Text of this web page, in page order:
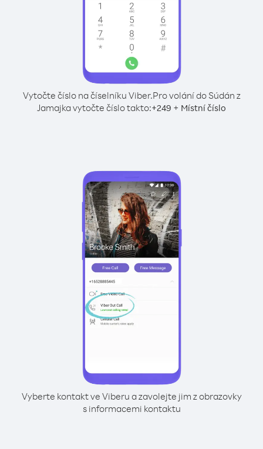
Vytočte číslo na číselníku Viber.Pro volání do Súdán z
Jamajka vytočte číslo takto:+249 + Místní číslo
Vyberte kontakt ve Viberu a zavolejte jim z obrazovky
s informacemi kontaktu